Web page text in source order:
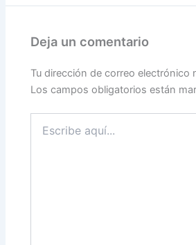
Deja un comentario
Tu dirección de correo electrónico
Los campos obligatorios están
aquí...